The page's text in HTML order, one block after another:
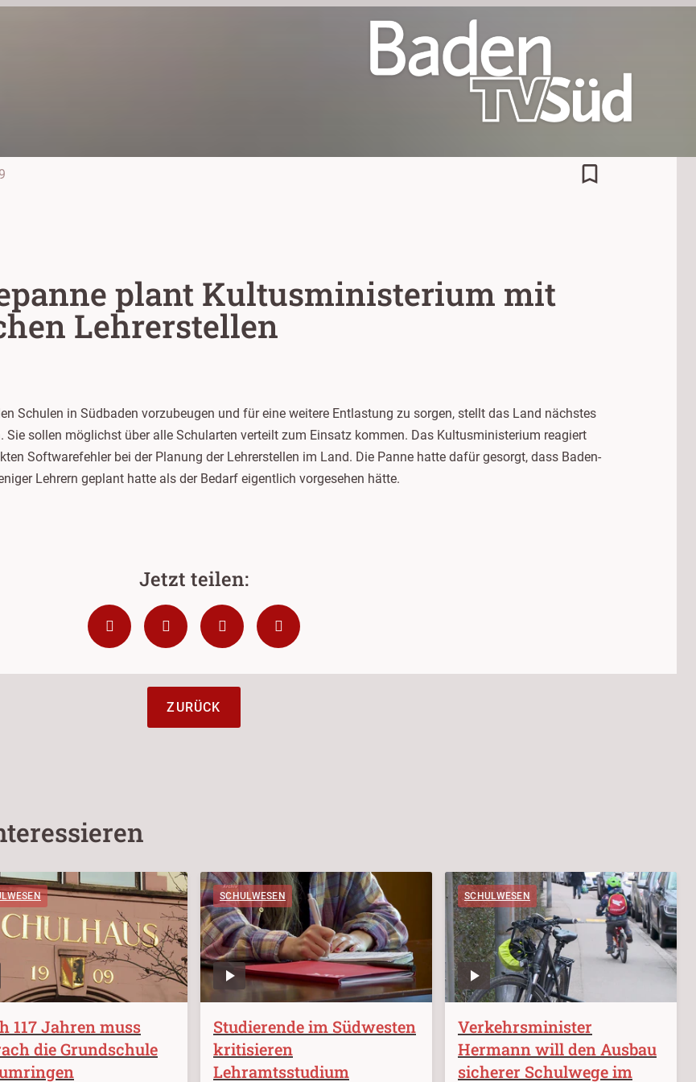
bookmark_border
plant Kultusministerium mit
Lehrerstellen
Schulen in Südbaden vorzubeugen und für eine weitere Entlastung zu sorgen, stellt das Land nächstes
Sie sollen möglichst über alle Schularten verteilt zum Einsatz kommen. Das Kultusministerium reagiert
Softwarefehler bei der Planung der Lehrerstellen im Land. Die Panne hatte dafür gesorgt, dass Baden-
Lehrern geplant hatte als der Bedarf eigentlich vorgesehen hätte.
ZURÜCK
117 Jahren muss
die Grundschule
SCHULWESEN
Studierende im Südwesten
kritisieren
Lehramtsstudium
SCHULWESEN
Verkehrsminister
Hermann will den Ausbau
sicherer Schulwege im